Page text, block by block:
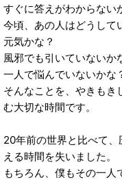
すぐに答えがわからない
今頃、あの人はどうして
元気かな？
風邪でも引いていないか
一人で悩んでいないかな
そんなことを、やきもき
む大切な時間です。
20年前の世界と比べて
える時間を失いました。
もちろん、僕もその一人